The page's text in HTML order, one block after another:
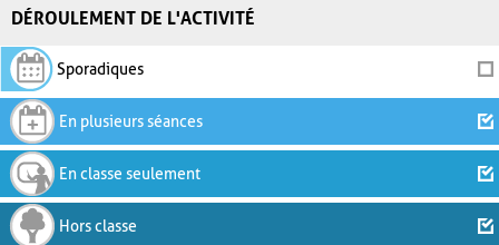
DÉROULEMENT DE L'ACTIVITÉ
Sporadiques
En plusieurs séances
En classe seulement
Hors classe